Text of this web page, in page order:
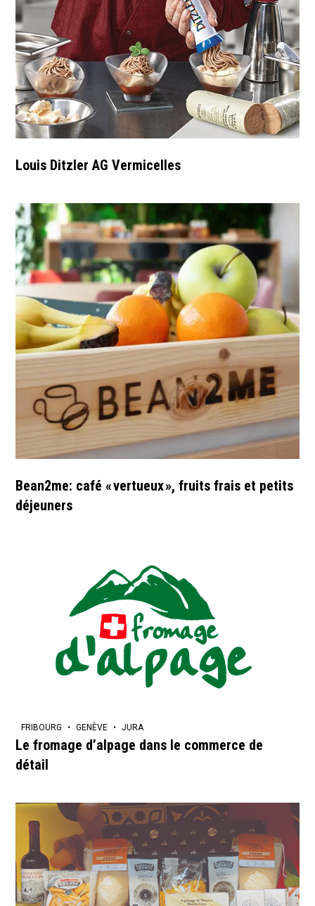
Louis Ditzler AG Vermicelles
Bean2me: café « vertueux », fruits frais et petits
déjeuners
FRIBOURG GENÈVE JURA
Le fromage d’alpage dans le commerce de
détail